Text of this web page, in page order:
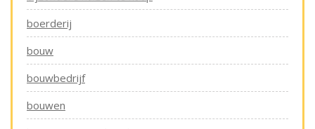
boerderij
bouw
bouwbedrijf
bouwen